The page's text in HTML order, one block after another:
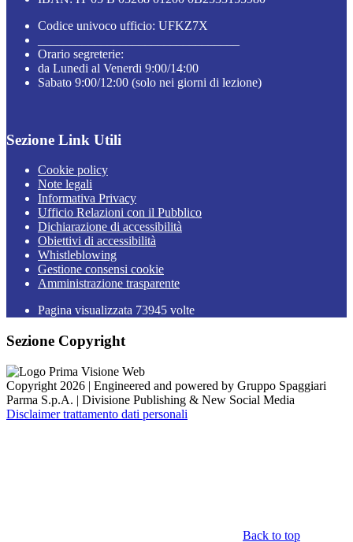
Codice univoco ufficio: UFKZ7X
Orario segreterie:
da Lunedi al Venerdi 9:00/14:00
Sabato 9:00/12:00 (solo nei giorni di lezione)
Sezione Link Utili
Cookie policy
Note legali
Informativa Privacy
Ufficio Relazioni con il Pubblico
Dichiarazione di accessibilità
Obiettivi di accessibilità
Whistleblowing
Gestione consensi cookie
Amministrazione trasparente
Pagina visualizzata 73945 volte
Sezione Copyright
Copyright 2026 | Engineered and powered by Gruppo Spaggiari
Parma S.p.A. | Divisione Publishing & New Social Media
Disclaimer trattamento dati personali
Back to top